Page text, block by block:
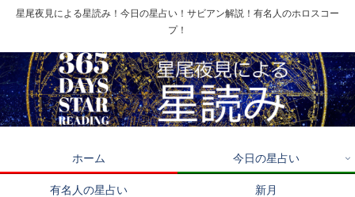
星尾夜見による星読み！今日の星占い！サビアン解説！有名人のホロスコー
プ！
ホーム 今日の星占い
有名人の星占い 新月